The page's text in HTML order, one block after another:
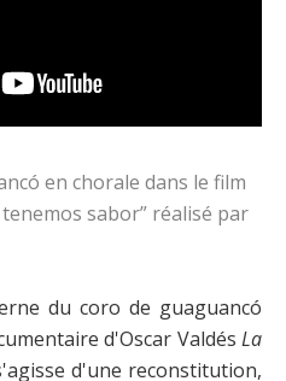
en chorale dans le film
sabor” réalisé par
du coro de guaguancó
d'Oscar Valdés La
d'une reconstitution,